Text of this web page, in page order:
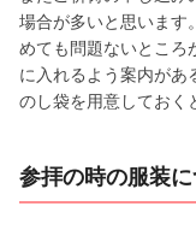
場合が多いと思います
めても問題ないところ
に入れるよう案内があ
のし袋を用意しておく
参拝の時の服装